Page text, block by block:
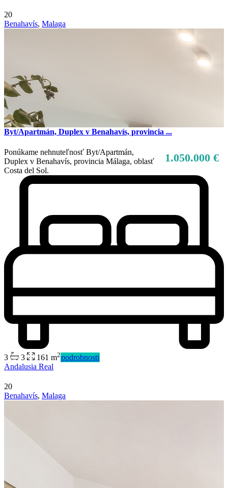
Predaj
20
Benahavís, Malaga
Byt/Apartmán, Duplex v Benahavís, provincia ...
1.050.000 €
Ponúkame nehnuteľnosť Byt/Apartmán,
Duplex v Benahavís, provincia Málaga, oblasť
Costa del Sol.
3 3 161 m2podrobnosti
Andalusia Real
20
Benahavís, Malaga